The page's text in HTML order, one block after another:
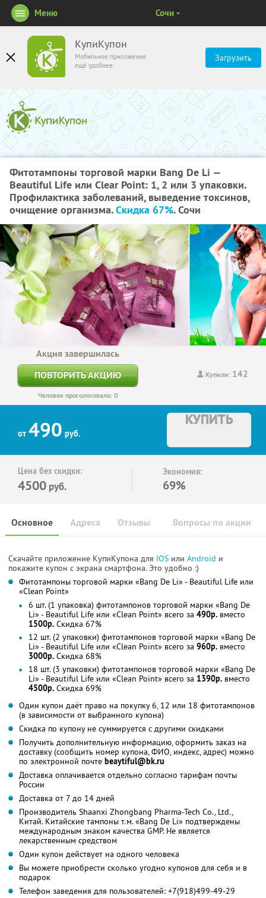
КупиКупон
Мобильное приложение
ещё удобнее
Загрузить
Меню Сочи
Фитотампоны торговой марки Bang De Li —
Beautiful Life или Clear Point: 1, 2 или 3 упаковки.
Профилактика заболеваний, выведение токсинов,
очищение организма.Скидка 67%. Сочи
Купили: 142
Акция завершилась
ПОВТОРИТЬ АКЦИЮ
Человек проголосовало: 0
от 490 руб.
КУПИТЬ
Цена без скидки:
4500 руб.
Экономия:
69%
Основное Отзывы Вопросы по акции
Адреса
Скачайте приложение КупиКупона для IOS или Android и
покажите купон с экрана смартфона. Это удобно :)
Фитотампоны торговой марки «Bang De Li» - Beautiful Life или
«Clean Point»
6 шт. (1 упаковка) фитотампонов торговой марки «Bang De
Li» - Beautiful Life или «Clean Point» всего за 490р. вместо
1500р. Скидка 67%
12 шт. (2 упаковки) фитотампонов торговой марки «Bang De
Li» - Beautiful Life или «Clean Point» всего за 960р. вместо
3000р. Скидка 68%
18 шт. (3 упаковки) фитотампонов торговой марки «Bang De
Li» - Beautiful Life или «Clean Point» всего за 1390р. вместо
4500р. Скидка 69%
Один купон даёт право на покупку 6, 12 или 18 фитотампонов
(в зависимости от выбранного купона)
Скидка по купону не суммируется с другими скидками
Получить дополнительную информацию, оформить заказ на
доставку (сообщить номер купона, ФИО, индекс, адрес) можно
по электронной почте beaytiful@bk.ru
Доставка оплачивается отдельно согласно тарифам почты
России
Доставка от 7 до 14 дней
Производитель Shaanxi Zhongbang Pharma-Tech Co., Ltd.,
Китай. Китайские тампоны т.м. «Bang De Li» подтверждены
международным знаком качества GMP. Не является
лекарственным средством
Один купон действует на одного человека
Вы можете приобрести сколько угодно купонов для себя и в
подарок
Телефон заведения для пользователей: +7(918)499-49-29